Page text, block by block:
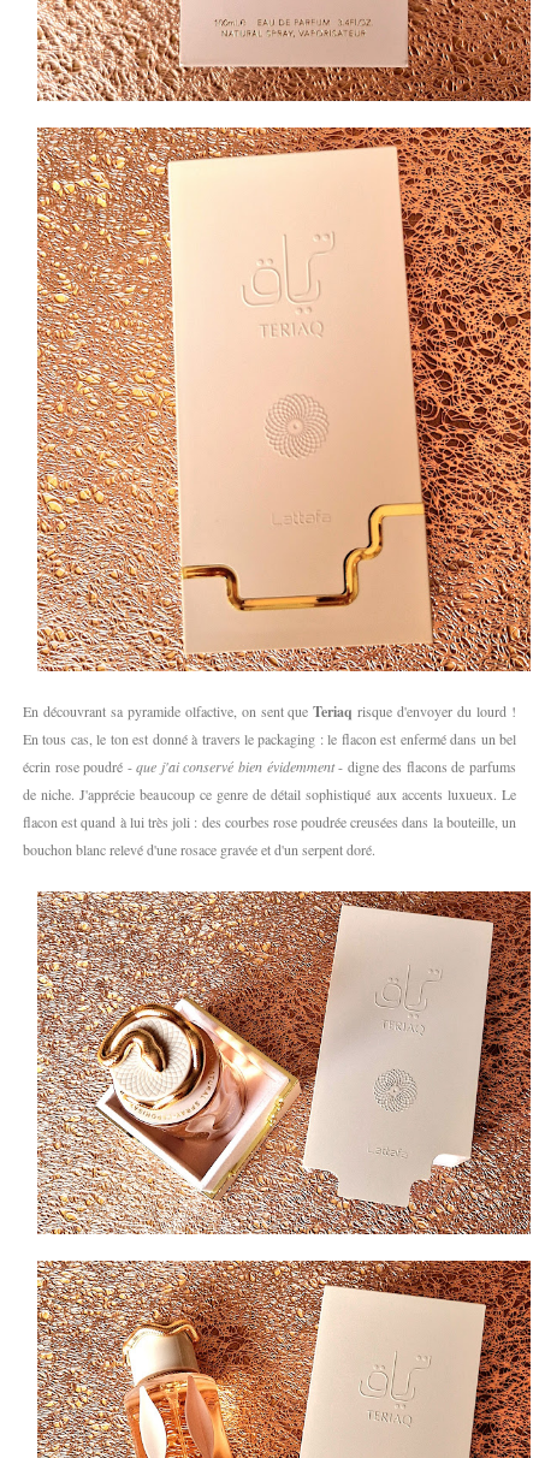
En découvrant sa pyramide olfactive, on sent queTeriaq risque d'envoyer du lourd !
En tous cas, le ton est donné à travers le packaging : le flacon est enfermé dans un bel
écrin rose poudré -que j'ai conservé bien évidemment- digne des flacons de parfums
de niche. J'apprécie beaucoup ce genre de détail sophistiqué aux accents luxueux. Le
flacon est quand à lui très joli : des courbes rose poudrée creusées dans la bouteille, un
bouchon blanc relevé d'une rosace gravée et d'un serpent doré.